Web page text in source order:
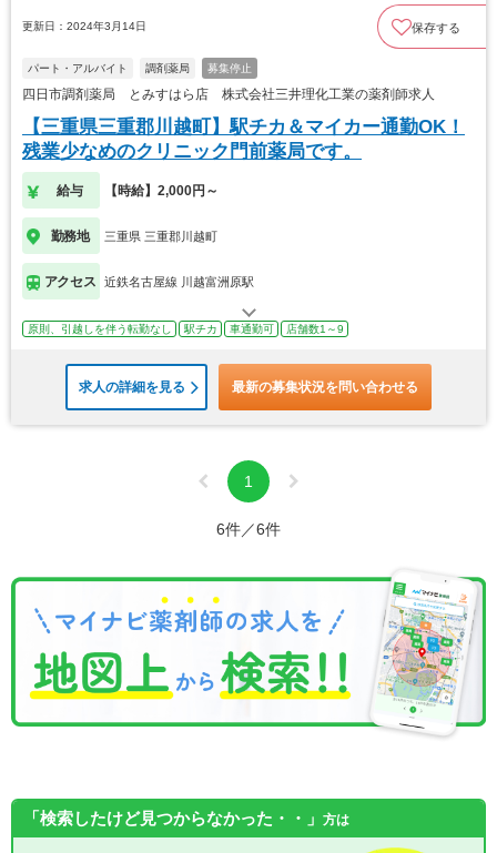
更新日：2024年3月14日 保存する
パート・アルバイト 調剤薬局 募集停止
四日市調剤薬局 とみすはら店 株式会社三井理化工業の薬剤師求人
【三重県三重郡川越町】駅チカ＆マイカー通勤OK！
残業少なめのクリニック門前薬局です。
給与 【時給】2,000円～
勤務地 三重県 三重郡川越町
アクセス 近鉄名古屋線 川越富洲原駅
原則、引越しを伴う転勤なし 駅チカ 車通勤可 店舗数1～9
求人の詳細を見る 最新の募集状況を問い合わせる
1
6件／6件
「検索したけど見つからなかった・・」 方は